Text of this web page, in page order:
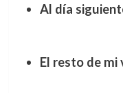
Al día
El resto de mi